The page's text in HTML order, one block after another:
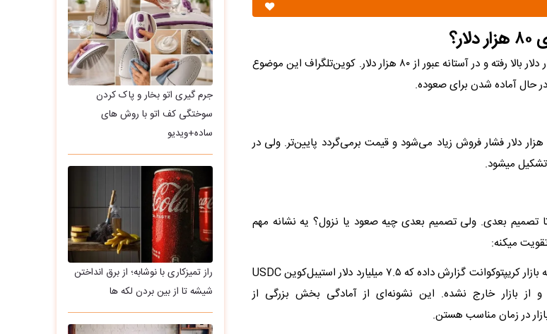
بیت‌کوین تا حوالی ۷۹ هزار دلار بالا رفته و در آستانه عبور از ۸۰ هزار دلار. کوین‌تلگراف این موضوع
حال آماده شدن برای صعوده.
حرکت صعودی داریم، اما نزدیک ۸۰ هزار دلار فشار فروش زیاد می‌شود و قیمت برمی‌گردد پایین‌تر. ولی در
میشود.
تصمیم بعدی. ولی تصمیم بعدی چیه صعود یا نزول؟ یه نشانه مهم
میکنه:
۷.۵ میلیارد دلار USDC آماده ورود به بازار کریپتوکوانت گزارش داده که ۷.۵ میلیارد دلار استیبل‌کوین USDC
از بازار خارج نشده. این نشونه‌ای از آمادگی بخش بزرگی از
در زمان مناسب هستن.
جرم گیری اتو بخار و پاک کردن
سوختگی کف اتو با روش های
ساده+ویدیو
راز تمیزکاری با نوشابه؛ از برق انداختن
شیشه تا از بین بردن لکه ها